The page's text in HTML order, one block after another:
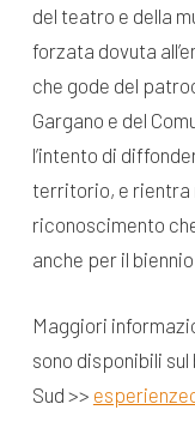
del teatro e della
forzata dovuta
che gode del
Gargano e del
l’intento di
territorio, e rientra
riconoscimento
anche per il
Maggiori
sono disponibili
Sud >>